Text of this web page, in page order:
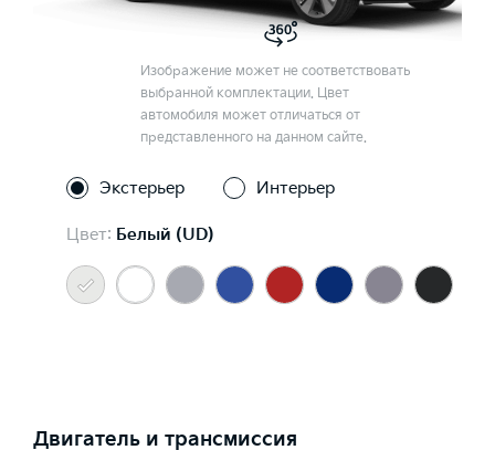
Изображение может не соответствовать
выбранной комплектации. Цвет
автомобиля может отличаться от
представленного на данном сайте.
Экстерьер Интерьер
Цвет: Белый (UD)
Двигатель и трансмиссия